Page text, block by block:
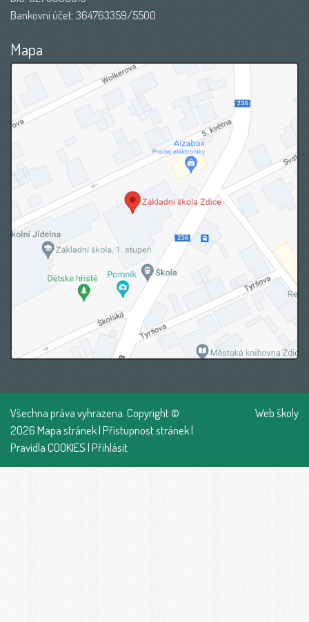
Bankovní účet: 364763359/5500
Mapa
Všechna práva vyhrazena. Copyright ©
2026Mapa stránek|Přístupnost stránek|
Pravidla COOKIES|Přihlásit
Web školy